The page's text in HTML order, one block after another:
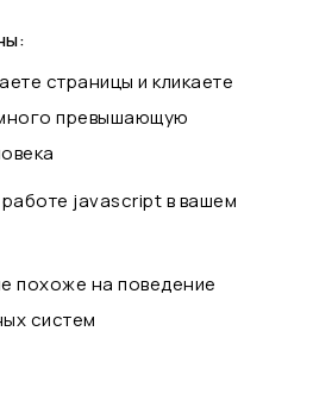
страницы и кликаете
превышающую
javascript в вашем
похоже на поведение
систем